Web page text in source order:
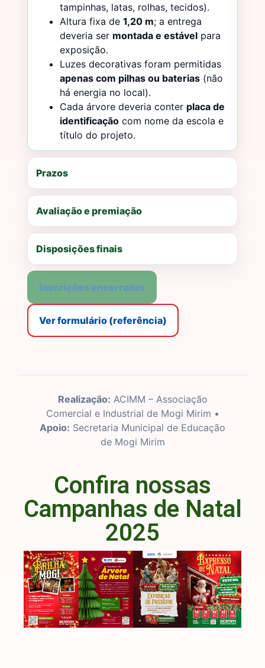
tampinhas, latas, rolhas, tecidos).
Altura fixa de 1,20 m; a entrega
deveria ser montada e estável para
exposição.
Luzes decorativas foram permitidas
apenas com pilhas ou baterias (não
há energia no local).
Cada árvore deveria conter placa de
identificação com nome da escola e
título do projeto.
Prazos
Avaliação e premiação
Disposições finais
Inscrições encerradas
Ver formulário (referência)
Realização: ACIMM – Associação
Comercial e Industrial de Mogi Mirim •
Apoio: Secretaria Municipal de Educação
de Mogi Mirim
Confira nossas
Campanhas de Natal
2025